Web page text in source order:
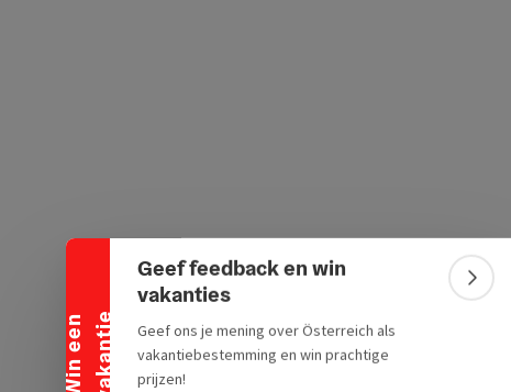
W
i
n
e
e
n
v
a
k
a
n
t
ie
Banner inklappen
Geef feedback en win
vakanties
Geef ons je mening over Österreich als
vakantiebestemming en win prachtige
prijzen!